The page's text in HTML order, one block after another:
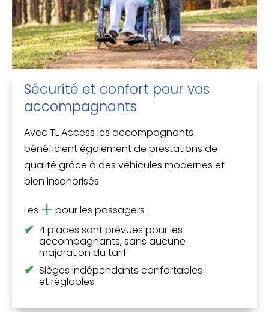
Sécurité et confort pour vos
accompagnants
Avec TL Access les accompagnants
bénéficient également de prestations de
qualité grâce à des véhicules modernes et
bien insonorisés.
Les + pour les passagers :
4 places sont prévues pour les
accompagnants, sans aucune
majoration du tarif
Sièges indépendants confortables
et réglables